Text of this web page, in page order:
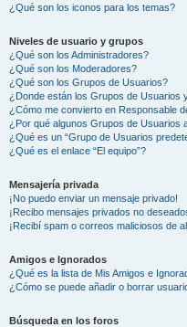
¿Qué son los iconos para los temas?
Niveles de usuario y grupos
¿Qué son los Administradores?
¿Qué son los Moderadores?
¿Qué son los Grupos de Usuarios?
¿Donde están los Grupos de Usuarios
¿Cómo me convierto en Responsable
¿Por qué algunos Grupos de Usuarios
¿Qué es un “Grupo de Usuarios
¿Qué es el enlace “El equipo”?
Mensajería privada
¡No puedo enviar un mensaje privado!
¡Recibo mensajes privados no
¡Recibí spam o correos maliciosos de
Amigos e Ignorados
¿Qué es la lista de Mis Amigos e
¿Cómo se puede añadir o borrar
Búsqueda en los foros